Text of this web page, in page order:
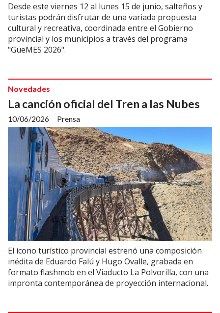
Desde este viernes 12 al lunes 15 de junio, salteños y
turistas podrán disfrutar de una variada propuesta
cultural y recreativa, coordinada entre el Gobierno
provincial y los municipios a través del programa
"GüeMES 2026".
La canción oficial del Tren a las Nubes
Prensa
Novedades
10/06/2026
El ícono turístico provincial estrenó una composición
inédita de Eduardo Falú y Hugo Ovalle, grabada en
formato flashmob en el Viaducto La Polvorilla, con una
impronta contemporánea de proyección internacional.